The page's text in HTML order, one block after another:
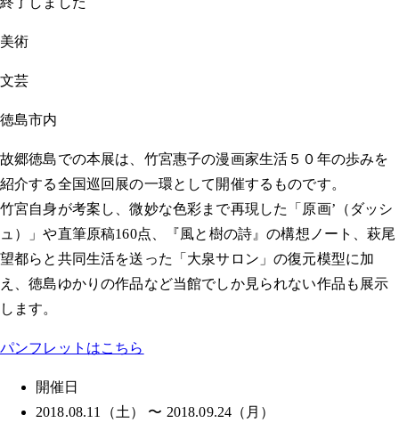
美術
文芸
徳島市内
故郷徳島での本展は、竹宮惠子の漫画家生活５０年の歩みを
紹介する全国巡回展の一環として開催するものです。
竹宮自身が考案し、微妙な色彩まで再現した「原画’（ダッシ
ュ）」や直筆原稿160点、『風と樹の詩』の構想ノート、萩尾
望都らと共同生活を送った「大泉サロン」の復元模型に加
え、徳島ゆかりの作品など当館でしか見られない作品も展示
します。
パンフレットはこちら
開催日
2018.08.11（土） 〜 2018.09.24（月）